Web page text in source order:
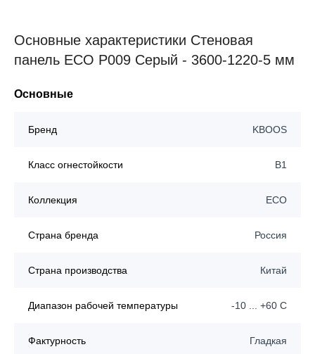
Основные характеристики Стеновая
панель ECO P009 Серый - 3600-1220-5 мм
Основные
Бренд KBOOS
Класс огнестойкости B1
Коллекция ECO
Страна бренда Россия
Страна производства Китай
Диапазон рабочей температуры -10 ... +60 C
Фактурность Гладкая